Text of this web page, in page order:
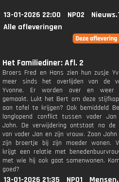
13-01-2026 22:00 NPO2
Alle afleveringen
Het Familiediner: Afl. 2
Broers Fred en Hans zien hun zusje
meer sinds het overlijden van de
Yvonne. Er worden over en weer
gemaakt. Lukt het Bert om deze
aan tafel te krijgen? Ook bemiddeld
langlopend conflict tussen vader
John. De verwijdering ontstaat na de
van vader Jan en zijn vrouw. Zoon
zijn broertje bij zijn moeder wonen.
krijgt een relatie met
met wie hij ook gaat samenwonen.
goed?
13-01-2026 21:35 NPO1